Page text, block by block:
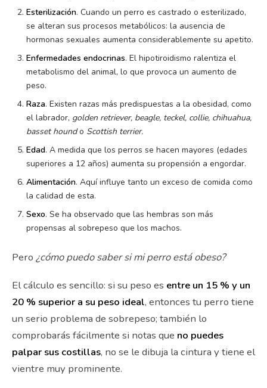
Esterilización. Cuando un perro es castrado o esterilizado,
se alteran sus procesos metabólicos: la ausencia de
hormonas sexuales aumenta considerablemente su apetito.
Enfermedades endocrinas. El hipotiroidismo ralentiza el
metabolismo del animal, lo que provoca un aumento de
peso.
Raza. Existen razas más predispuestas a la obesidad, como
el labrador, golden retriever, beagle, teckel, collie, chihuahua,
basset houndo Scottish terrier.
Edad. A medida que los perros se hacen mayores (edades
superiores a 12 años) aumenta su propensión a engordar.
Alimentación. Aquí influye tanto un exceso de comida como
la calidad de esta.
Sexo. Se ha observado que las hembras son más
propensas al sobrepeso que los machos.
Pero ¿cómo puedo saber si mi perro está obeso?
El cálculo es sencillo: si su peso es entre un 15 % y un
20 % superior a su peso ideal, entonces tu perro tiene
un serio problema de sobrepeso; también lo
comprobarás fácilmente si notas que no puedes
palpar sus costillas, no se le dibuja la cintura y tiene el
vientre muy prominente.